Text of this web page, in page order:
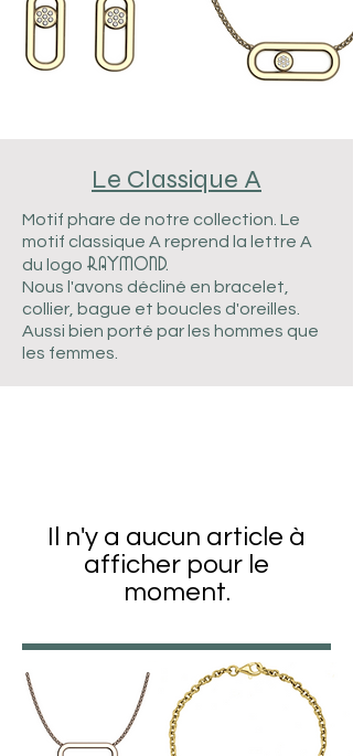
Le Classique A
Motif phare de notre collection. Le
motif classique A reprend la lettre A
du logo RAYMOND.
Nous l'avons décliné en bracelet,
collier, bague et boucles d'oreilles.
Aussi bien porté par les hommes que
les femmes.
Il n'y a aucun article à
afficher pour le
moment.